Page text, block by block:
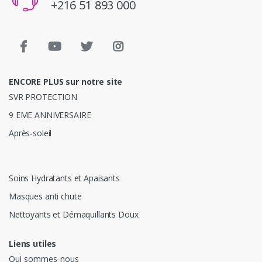
+216 51 893 000
ENCORE PLUS sur notre site
SVR PROTECTION
9 EME ANNIVERSAIRE
Après-soleil
Soins Hydratants et Apaisants
Masques anti chute
Nettoyants et Démaquillants Doux
Liens utiles
Qui sommes-nous